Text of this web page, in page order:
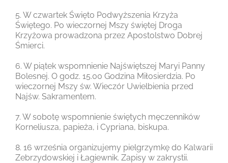
5. W czwartek Święto Podwyższenia Krzyża
Świętego. Po wieczornej Mszy świętej Droga
Krzyżowa prowadzona przez Apostolstwo Dobrej
Śmierci.
6. W piątek wspomnienie Najświętszej Maryi Panny
Bolesnej. O godz. 15.00 Godzina Miłosierdzia. Po
wieczornej Mszy św. Wieczór Uwielbienia przed
Najśw. Sakramentem.
7. W sobotę wspomnienie świętych męczenników
Korneliusza, papieża, i Cypriana, biskupa.
8. 16 września organizujemy pielgrzymkę do Kalwarii
Zebrzydowskiej i Łagiewnik. Zapisy w zakrystii.